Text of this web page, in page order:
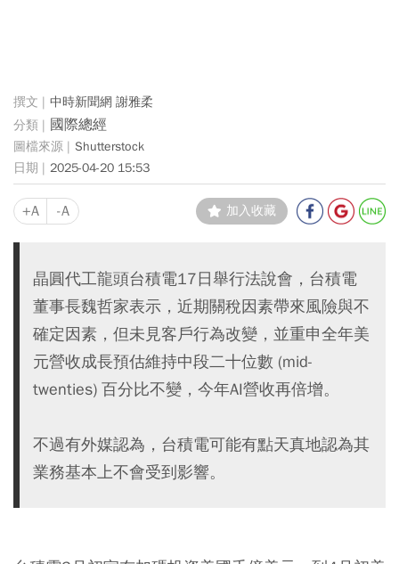
中時新聞網 謝雅柔
國際總經
Shutterstock
2025-04-20 15:53
+A -A 加入收藏
晶圓代工龍頭台積電17日舉行法說會，台積電
董事長魏哲家表示，近期關稅因素帶來風險與不
確定因素，但未見客戶行為改變，並重申全年美
元營收成長預估維持中段二十位數 (mid-
twenties) 百分比不變，今年AI營收再倍增。
不過有外媒認為，台積電可能有點天真地認為其
業務基本上不會受到影響。